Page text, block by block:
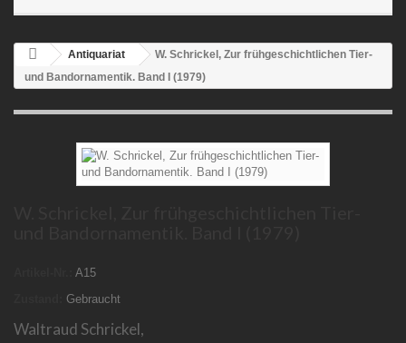
Antiquariat
W. Schrickel, Zur frühgeschichtlichen Tier-
und Bandornamentik. Band I (1979)
A15
Gebraucht
Waltraud Schrickel,